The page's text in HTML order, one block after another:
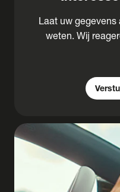
Laat uw
weten. Wij